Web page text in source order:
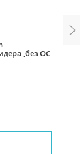
,без ОС